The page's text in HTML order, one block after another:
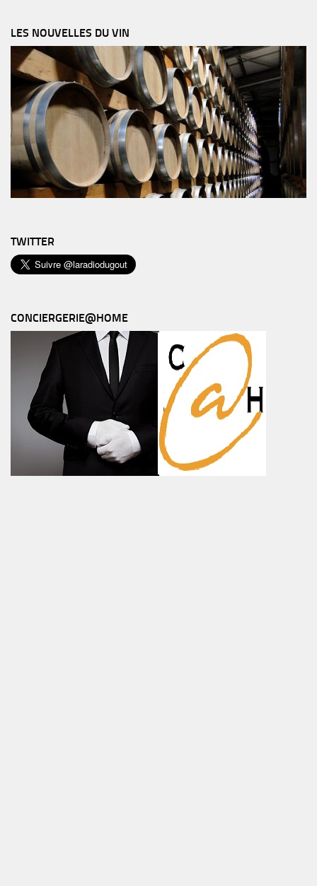
LES NOUVELLES DU VIN
TWITTER
CONCIERGERIE@HOME